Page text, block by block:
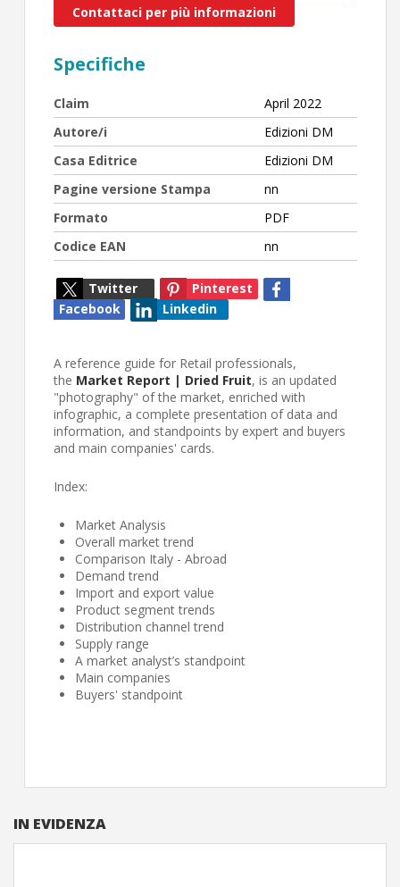
IN EVIDENZA
Contattaci per più informazioni
Specifiche
Claim
April 2022
Autore/i
Edizioni DM
Casa Editrice
Edizioni DM
Pagine versione Stampa
nn
Formato
PDF
Codice EAN
nn
Twitter
Pinterest
Facebook
Linkedin
A reference guide for Retail professionals,
the Market Report | Dried Fruit, is an updated
"photography" of the market, enriched with
infographic, a complete presentation of data and
information, and standpoints by expert and buyers
and main companies' cards.
Index:
Market Analysis
Overall market trend
Comparison Italy - Abroad
Demand trend
Import and export value
Product segment trends
Distribution channel trend
Supply range
A market analyst’s standpoint
Main companies
Buyers' standpoint